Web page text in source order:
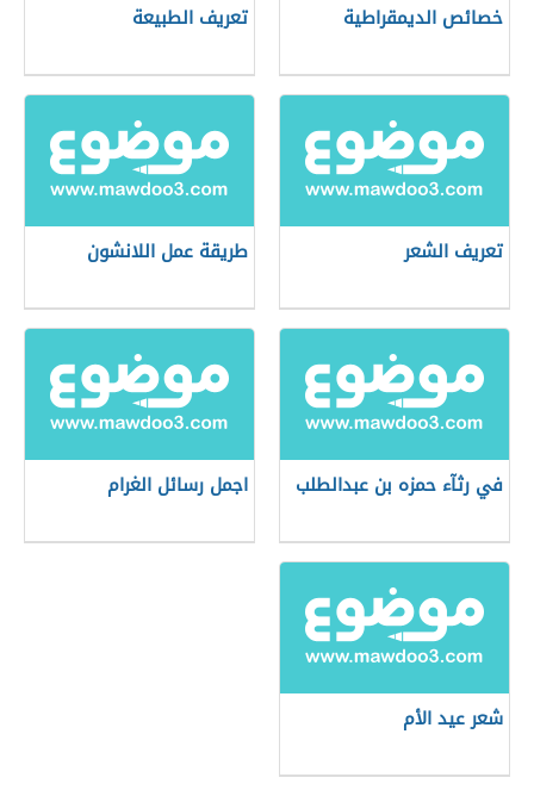
خصائص الديمقراطية تعريف الطبيعة
تعريف الشعر طريقة عمل اللانشون
في رثآء حمزه بن عبدالطلب اجمل رسائل الغرام
شعر عيد الأم